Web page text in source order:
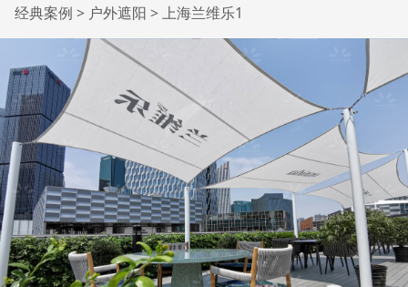
上海兰维乐1
经典案例 > 户外遮阳 > 上海兰维乐1